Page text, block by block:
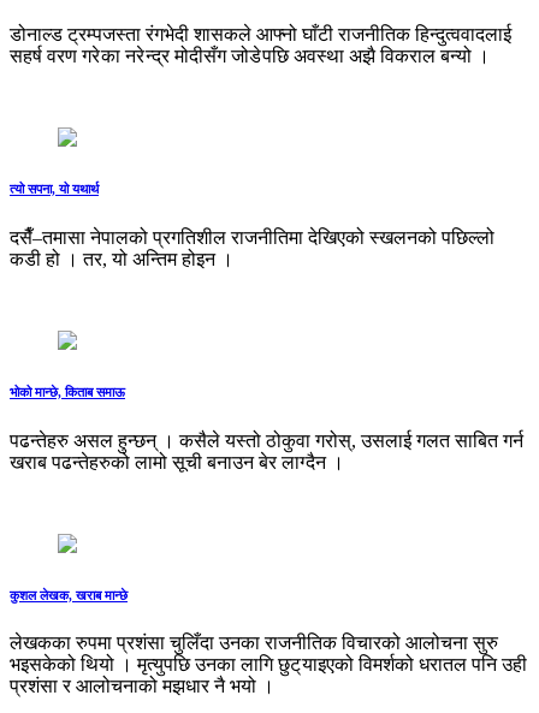
डोनाल्ड ट्रम्पजस्ता रंगभेदी शासकले आफ्नो घाँटी राजनीतिक हिन्दुत्ववादलाई
सहर्ष वरण गरे का नरे न्द्र मोदीसँग जोडे पछि अवस्था अझै विकराल बन्यो ।
त्यो सपना, यो यथार्थ
दसैँ–तमासा नेपालको प्रगतिशील राजनीतिमा देखिएको स्खलनको पछिल्लो
कडी हो । तर, यो अन्तिम होइन ।
भोको मान्छे, किताब समाऊ
पढन्तेहरु असल हुन्छन् । कसैले यस्तो ठोकुवा गरोस्, उसलाई गलत साबित गर्न
खराब पढन्तेहरुको लामो सूची बनाउन बेर लाग्दैन ।
कुशल लेखक, खराब मान्छे
लेखकका रुपमा प्रशंसा चुलिँदा उनका राजनीतिक विचारको आलोचना सुरु
भइसकेको थियो । मृत्युपछि उनका लागि छुट् याइएको विमर्शको धरातल पनि उही
प्रशंसा र आलोचनाको मझधार नै भयो ।